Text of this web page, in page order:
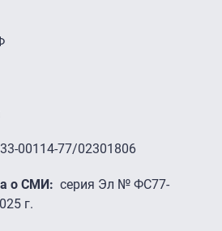
00114-77/02301806
о СМИ
серия Эл № ФС77-
г.